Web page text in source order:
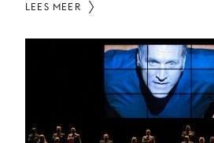
LEES MEER